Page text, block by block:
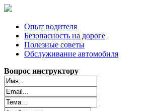
Опыт водителя
Безопасность на дороге
Полезные советы
Обслуживание автомобиля
Вопрос инструктору